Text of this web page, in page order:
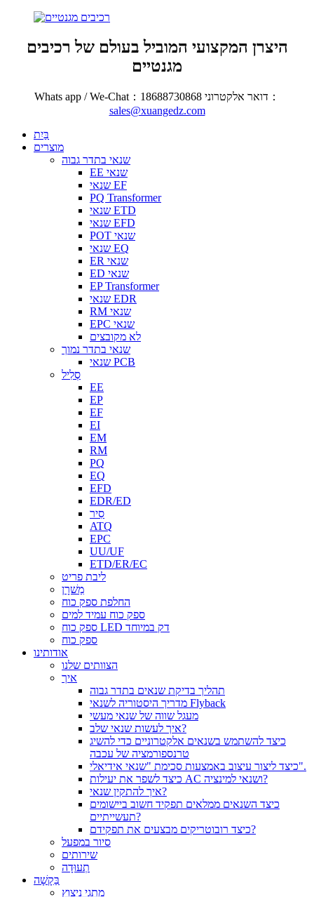
היצרן המקצועי המוביל בעולם של רכיבים
מגנטיים
Whats app / We-Chat：18688730868 דואר אלקטרוני：
sales@xuangedz.com
בַּיִת
מוצרים
שנאי בתדר גבוה
EE שנאי
שנאי EF
PQ Transformer
שנאי ETD
שנאי EFD
POT שנאי
שנאי EQ
ER שנאי
ED שנאי
EP Transformer
שנאי EDR
RM שנאי
EPC שנאי
לא מקובצים
שנאי בתדר נמוך
שנאי PCB
סְלִיל
EE
EP
EF
EI
EM
RM
PQ
EQ
EFD
EDR/ED
סִיר
ATQ
EPC
UU/UF
ETD/ER/EC
ליבת פריט
מַשׁרָן
החלפת ספק כוח
ספק כוח עמיד למים
ספק כוח LED דק במיוחד
ספק כוח
אודותינו
הצוותים שלנו
איך
תהליך בדיקת שנאים בתדר גבוה
מדריך היסטוריה לשנאי Flyback
מעגל שווה של שנאי מעשי
איך לעשות שנאי שלב?
כיצד להשתמש בשנאים אלקטרוניים כדי להשיג
טרנספורמציה של עכבה
כיצד ליצור עיצוב באמצעות סכימת "שנאי אידיאלי".
כיצד לשפר את יעילות AC ושנאי למינציה?
איך להתקין שנאי?
כיצד השנאים ממלאים תפקיד חשוב ביישומים
תעשייתיים?
כיצד רובוטריקים מבצעים את תפקידם?
סיור במפעל
שירותים
תְעוּדָה
בַּקָשָׁה
מתגי ניצוץ